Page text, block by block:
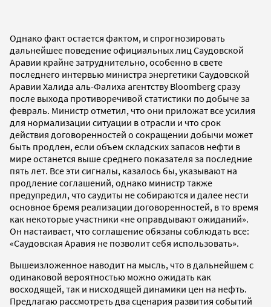
Однако факт остается фактом, и спрогнозировать
дальнейшее поведение официальных лиц Саудовской
Аравии крайне затруднительно, особенно в свете
последнего интервью министра энергетики Саудовской
Аравии Халида аль-Фалиха агентству Bloomberg сразу
после выхода противоречивой статистики по добыче за
февраль. Министр отметил, что они приложат все усилия
для нормализации ситуации в отрасли и что срок
действия договоренностей о сокращении добычи может
быть продлен, если объем складских запасов нефти в
мире останется выше среднего показателя за последние
пять лет. Все эти сигналы, казалось бы, указывают на
продление соглашений, однако министр также
предупредил, что саудиты не собираются и далее нести
основное бремя реализации договоренностей, в то время
как некоторые участники «не оправдывают ожиданий».
Он настаивает, что соглашение обязаны соблюдать все:
«Саудовская Аравия не позволит себя использовать».
Вышеизложенное наводит на мысль, что в дальнейшем с
одинаковой вероятностью можно ожидать как
восходящей, так и нисходящей динамики цен на нефть.
Предлагаю рассмотреть два сценария развития событий